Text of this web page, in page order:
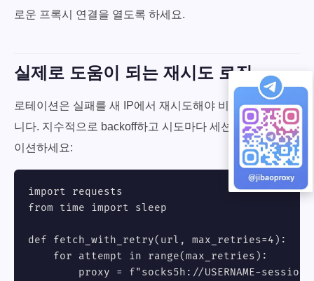
로운 프록시 연결을 열도록 하세요.
실제로 도움이 되는 재시도 로직
로테이션은 실패를 새 IP에서 재시도해야 비로소 빛을 봅
니다. 지수적으로 backoff하고 시도마다 세션 토큰을 로테
이션하세요:
import requests
from time import sleep
def fetch_with_retry(url, max_retries=4):
    for attempt in range(max_retries):
proxy = f"socks5h://USERNAME-